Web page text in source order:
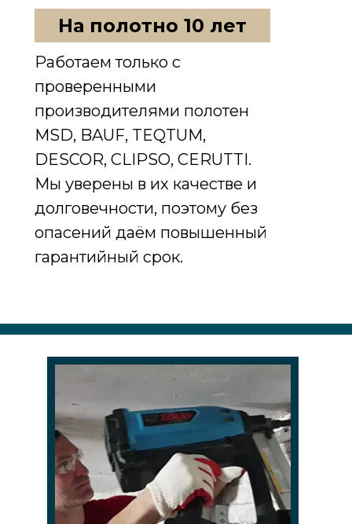
На полотно 10 лет
Работаем только с
проверенными
производителями полотен
MSD, BAUF, TEQTUM,
DESCOR, CLIPSO, CERUTTI.
Мы уверены в их качестве и
долговечности, поэтому без
опасений даём повышенный
гарантийный срок.